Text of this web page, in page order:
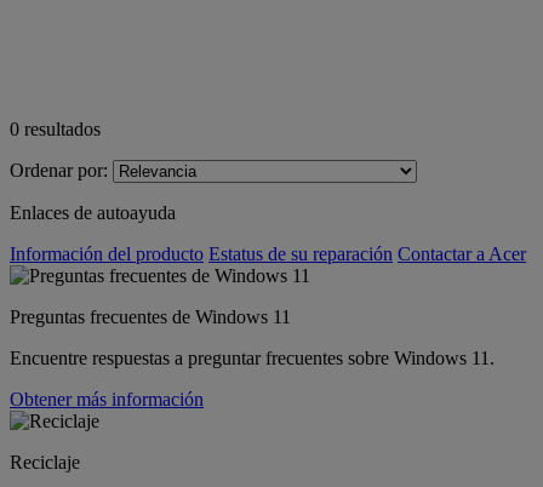
0 resultados
Ordenar por:
Enlaces de autoayuda
Información del producto Estatus de su reparación Contactar a Acer
Preguntas frecuentes de Windows 11
Encuentre respuestas a preguntar frecuentes sobre Windows 11.
Obtener más información
Reciclaje